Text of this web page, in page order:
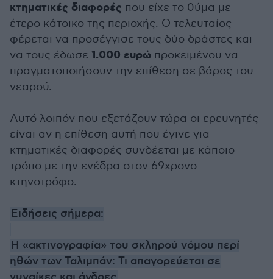
κτηματικές διαφορές που είχε το θύμα με
έτερο κάτοικο της περιοχής. Ο τελευταίος
φέρεται να προσέγγισε τους δύο δράστες και
να τους έδωσε 1.000 ευρώ προκειμένου να
πραγματοποιήσουν την επίθεση σε βάρος του
νεαρού.
Αυτό λοιπόν που εξετάζουν τώρα οι ερευνητές
είναι αν η επίθεση αυτή που έγινε για
κτηματικές διαφορές συνδέεται με κάποιο
τρόπο με την ενέδρα στον 69χρονο
κτηνοτρόφο.
Ειδήσεις σήμερα:
Η «ακτινογραφία» του σκληρού νόμου περί
ηθών των Ταλιμπάν: Τι απαγορεύεται σε